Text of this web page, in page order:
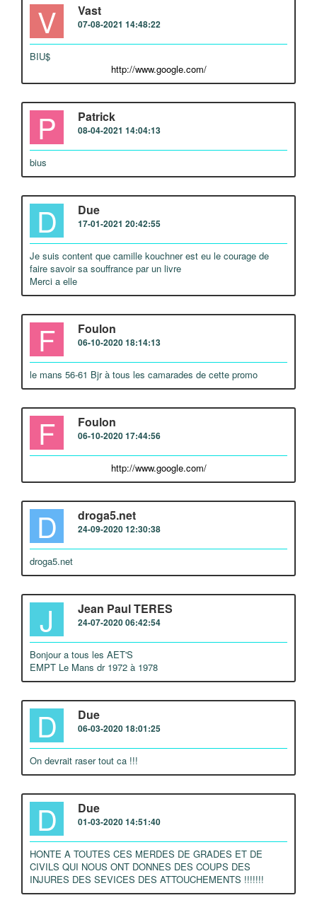
V Vast
07-08-2021 14:48:22
BIU$
http://www.google.com/
P Patrick
08-04-2021 14:04:13
bius
D Due
17-01-2021 20:42:55
Je suis content que camille kouchner est eu le courage de
faire savoir sa souffrance par un livre
Merci a elle
F Foulon
06-10-2020 18:14:13
le mans 56-61 Bjr à tous les camarades de cette promo
F Foulon
06-10-2020 17:44:56
http://www.google.com/
D droga5.net
24-09-2020 12:30:38
droga5.net
J Jean Paul TERES
24-07-2020 06:42:54
Bonjour a tous les AET'S
EMPT Le Mans dr 1972 à 1978
D Due
06-03-2020 18:01:25
On devrait raser tout ca !!!
D Due
01-03-2020 14:51:40
HONTE A TOUTES CES MERDES DE GRADES ET DE
CIVILS QUI NOUS ONT DONNES DES COUPS DES
INJURES DES SEVICES DES ATTOUCHEMENTS !!!!!!!